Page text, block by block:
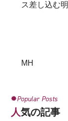
ス差し込む
MH
Popular Posts
人気の記事